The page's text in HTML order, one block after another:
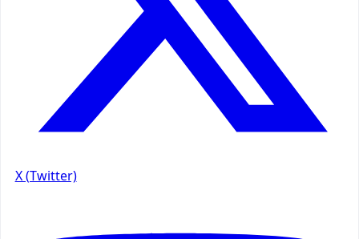
X (Twitter)